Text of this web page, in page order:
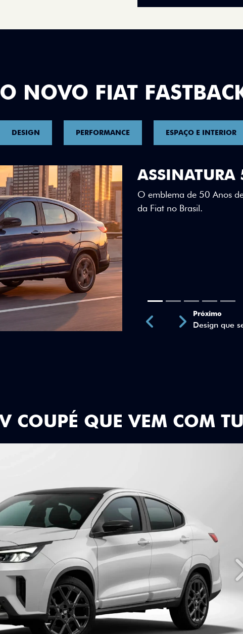
NOVO FIAT
DESIGN PERFORMANCE ESPAÇO E INTERIOR
DESIGN QUE
Teto bicolor, adesivos
uma identidade visual